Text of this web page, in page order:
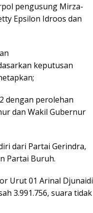
pengusung Mirza-
Epsilon Idroos dan
keputusan
dengan perolehan
dan Wakil Gubernur
dari Partai Gerindra,
Partai Buruh.
Urut 01 Arinal Djunaidi
3.991.756, suara tidak